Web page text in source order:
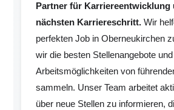
Partner für Karriereentwicklung
nächsten Karriereschritt. Wir
perfekten Job in Oberneukirchen
wir die besten Stellenangebote und
Arbeitsmöglichkeiten von
sammeln. Unser Team arbeitet
über neue Stellen zu informieren,